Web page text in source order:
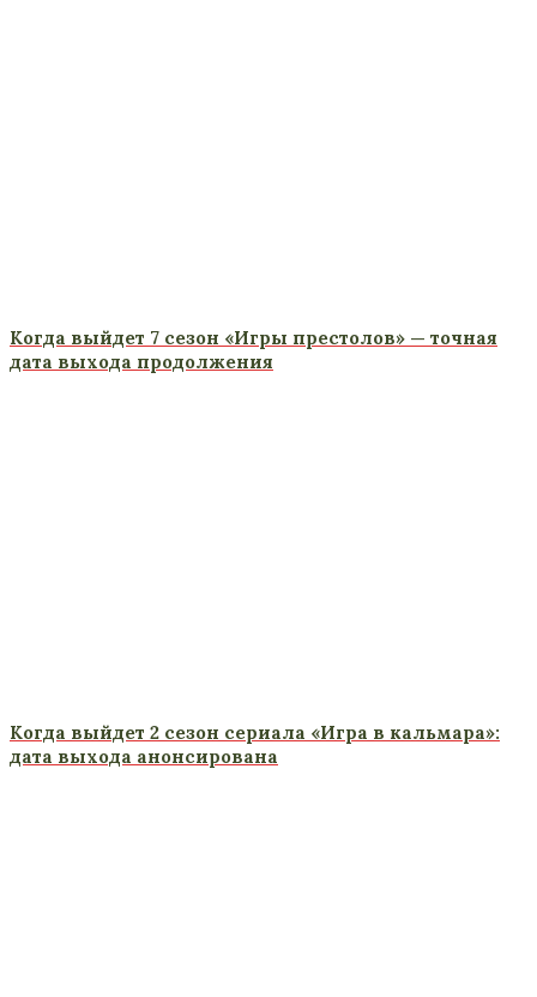
Когда выйдет 7 сезон «Игры престолов» — точная
дата выхода продолжения
Когда выйдет 2 сезон сериала «Игра в кальмара»:
дата выхода анонсирована